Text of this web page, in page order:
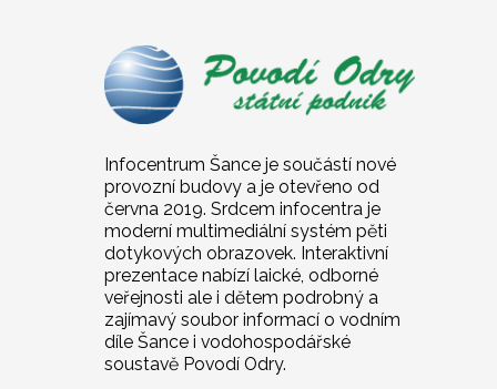
Infocentrum Šance je součástí nové
provozní budovy a je otevřeno od
června 2019. Srdcem infocentra je
moderní multimediální systém pěti
dotykových obrazovek. Interaktivní
prezentace nabízí laické, odborné
veřejnosti ale i dětem podrobný a
zajímavý soubor informací o vodním
díle Šance i vodohospodářské
soustavě Povodí Odry.